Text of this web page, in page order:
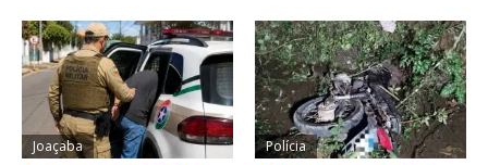
Joaçaba Polícia